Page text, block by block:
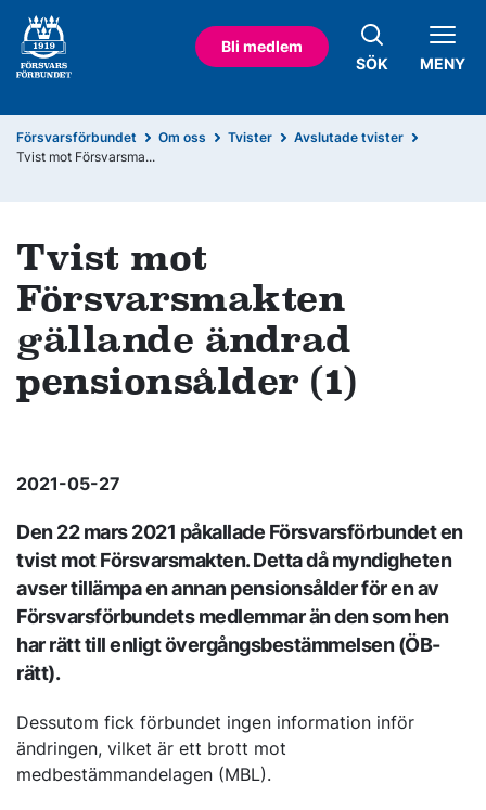
Bli medlem
SÖK
MENY
Försvarsförbundet Om oss Tvister
Avslutade tvister
Tvist mot Försvarsma...
Tvist mot
Försvarsmakten
gällande ändrad
pensionsålder (1)
2021-05-27
Den 22 mars 2021 påkallade Försvarsförbundet en
tvist mot Försvarsmakten. Detta då myndigheten
avser tillämpa en annan pensionsålder för en av
Försvarsförbundets medlemmar än den som hen
har rätt till enligt övergångsbestämmelsen (ÖB-
rätt).
Dessutom fick förbundet ingen information inför
ändringen, vilket är ett brott mot
medbestämmandelagen (MBL).